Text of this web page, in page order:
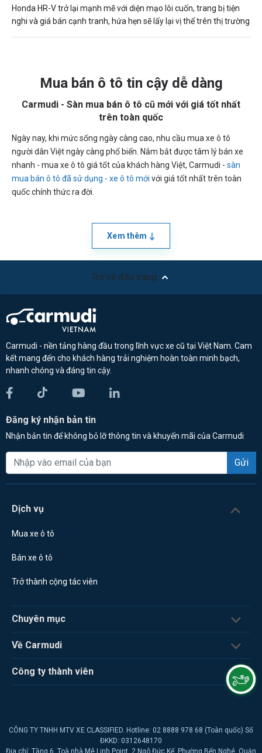
Honda HR-V trở lại mạnh mẽ với diện mạo lôi cuốn, trang bị tiện
nghi và giá bán cạnh tranh, hứa hẹn sẽ lấy lại vị thể trên thị trường
Mua bán ô tô tin cậy dễ dàng
Carmudi - Sàn mua bán ô tô cũ mới với giá tốt nhất
trên toàn quốc
Ngày nay, khi mức sống ngày càng cao, nhu cầu mua xe ô tô
người dân Việt ngày càng phổ biến. Nắm bắt được tâm lý bán xe
nhanh - mua xe ô tô giá tốt của khách hàng Việt, Carmudi - sàn
mua bán ô tô đã sử dụng - xe ô tô mới với giá tốt nhất trên toàn
quốc chính thức ra đời.
Xem thêm
Trở về đầu trang
Carmudi - nền tảng hàng đầu trong lĩnh vực xe cũ tại Việt Nam. Cam
kết mang đến cho khách hàng trải nghiệm hoàn toàn minh bạch,
nhanh chóng và đáng tin cậy.
Đăng ký nhận bản tin
Nhận bản tin để không bỏ lỡ thông tin và khuyến mãi của Carmudi
Gửi
Dịch vụ
Mua xe ô tô
Bán xe ô tô
Trở thành cộng tác viên
Chuyên mục
Về Carmudi
Công ty thành viên
CÔNG TY TNHH MTV XE CLASSIFIED. Hotline: 02 8888 978 68 (Toàn quốc) Số
ĐKKD: 0312648170
Địa chỉ: Tầng 6, Toà nhà Mê Linh Point, 2 Ngô Đức Kế, Phường Bến Nghé, Quận